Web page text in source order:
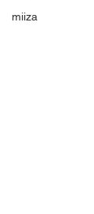
miiza